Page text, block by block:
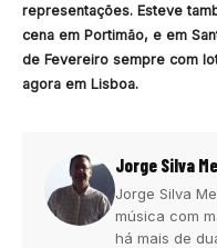
representações. Esteve
cena em Portimão, e em
de Fevereiro sempre com
agora em Lisboa.
Jorge Silva
Jorge Silva
música com
há mais de